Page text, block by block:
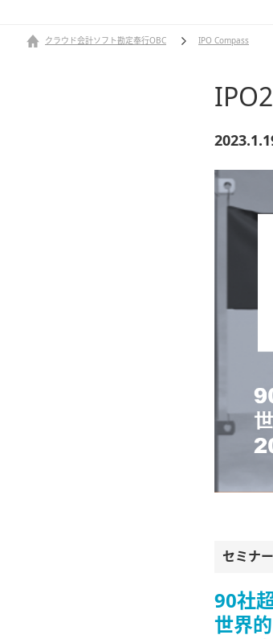
クラウド会計ソフト勘定奉行OBC IPO Compass
セミナ
90社
世界